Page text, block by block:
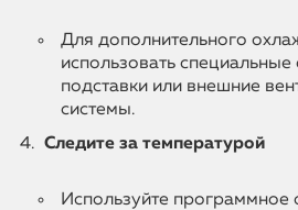
Для дополнительного
использовать
подставки или внешние
системы.
Следите за температурой
Используйте программное